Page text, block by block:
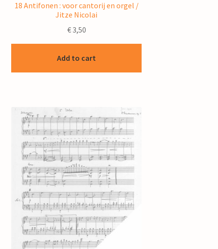
18 Antifonen : voor cantorij en orgel /
Jitze Nicolai
€3,50
Add to cart